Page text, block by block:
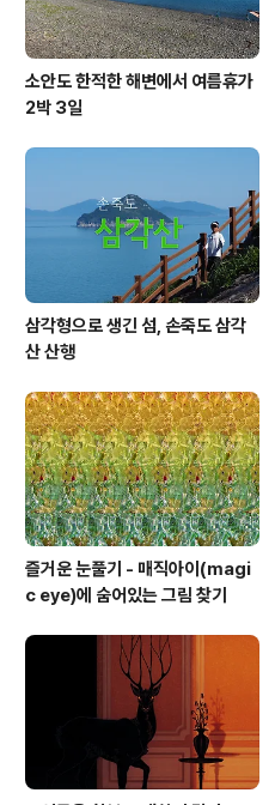
소안도 한적한 해변에서 여름휴가
2박 3일
삼각형으로 생긴 섬, 손죽도 삼각
산 산행
즐거운 눈풀기 - 매직아이(magi
c eye)에 숨어있는 그림 찾기